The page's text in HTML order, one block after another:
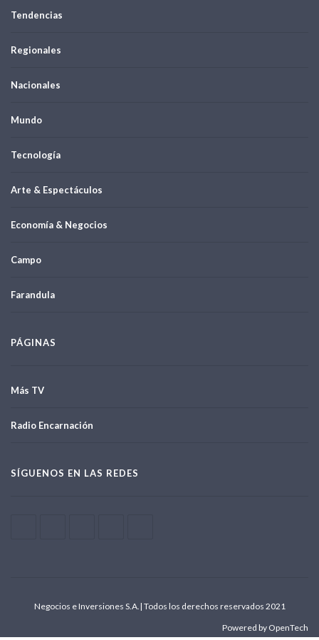
Tendencias
Regionales
Nacionales
Mundo
Tecnología
Arte & Espectáculos
Economía & Negocios
Campo
Farandula
PÁGINAS
Más TV
Radio Encarnación
SÍGUENOS EN LAS REDES
Negocios e Inversiones S.A.| Todos los derechos reservados 2021
Powered by OpenTech